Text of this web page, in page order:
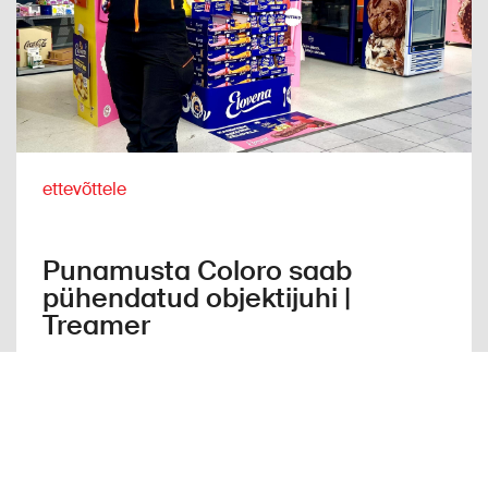
ettevõttele
Punamusta Coloro saab
pühendatud objektijuhi |
Treamer